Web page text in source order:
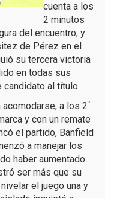
cuenta a los
2 minutos
del encuentro, y
de Pérez en el
su tercera victoria
en todas sus
candidato al título.
a los 2´
y con un remate
el partido, Banfield
a manejar los
haber aumentado
ser más que su
el juego una y